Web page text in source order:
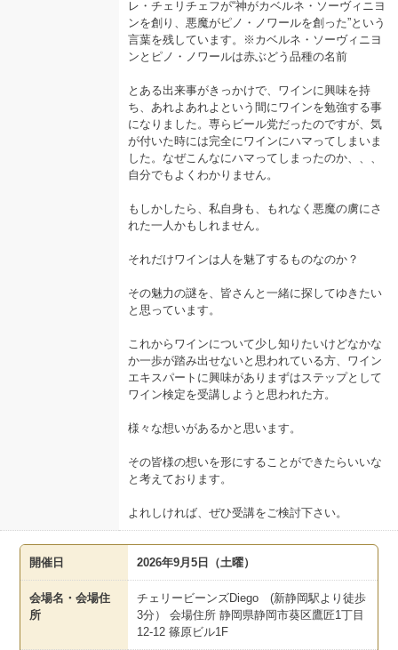
レ・チェリチェフが“神がカベルネ・ソーヴィニヨ
ンを創り、悪魔がピノ・ノワールを創った”という
言葉を残しています。※カベルネ・ソーヴィニヨ
ンとピノ・ノワールは赤ぶどう品種の名前
とある出来事がきっかけで、ワインに興味を持
ち、あれよあれよという間にワインを勉強する事
になりました。専らビール党だったのですが、気
が付いた時には完全にワインにハマってしまいま
した。なぜこんなにハマってしまったのか、、、
自分でもよくわかりません。
もしかしたら、私自身も、もれなく悪魔の虜にさ
れた一人かもしれません。
それだけワインは人を魅了するものなのか？
その魅力の謎を、皆さんと一緒に探してゆきたい
と思っています。
これからワインについて少し知りたいけどなかな
か一歩が踏み出せないと思われている方、ワイン
エキスパートに興味がありまずはステップとして
ワイン検定を受講しようと思われた方。
様々な想いがあるかと思います。
その皆様の想いを形にすることができたらいいな
と考えております。
よれしければ、ぜひ受講をご検討下さい。
開催日 2026年9月5日（土曜）
会場名・会場住
所
チェリービーンズDiego (新静岡駅より徒歩
3分） 会場住所 静岡県静岡市葵区鷹匠1丁目
12-12 篠原ビル1F